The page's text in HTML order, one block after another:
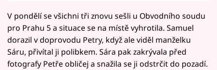
V pondělí se všichni tři znovu sešli u Obvodního soudu
pro Prahu 5 a situace se na místě vyhrotila. Samuel
dorazil v doprovodu Petry, když ale viděl manželku
Sáru, přivítal ji polibkem. Sára pak zakrývala před
fotografy Petře obličej a snažila se ji odstrčit do pozadí.